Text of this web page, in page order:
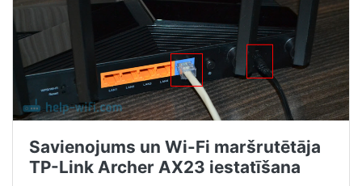
Savienojums un Wi-Fi maršrutētāja
TP-Link Archer AX23 iestatīšana